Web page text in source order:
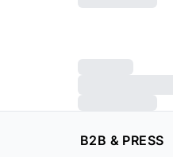
B2B & PRESS